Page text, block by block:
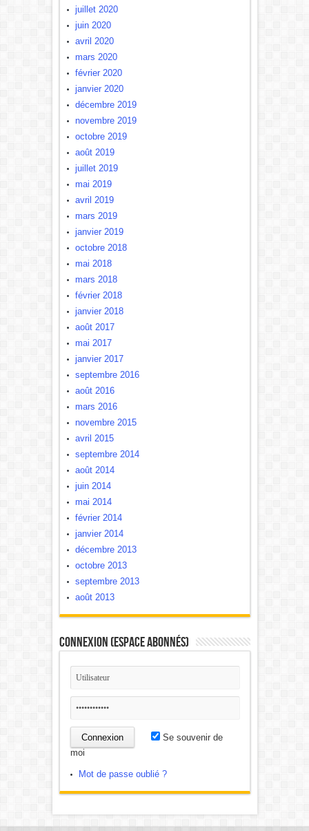
juillet 2020
juin 2020
avril 2020
mars 2020
février 2020
janvier 2020
décembre 2019
novembre 2019
octobre 2019
août 2019
juillet 2019
mai 2019
avril 2019
mars 2019
janvier 2019
octobre 2018
mai 2018
mars 2018
février 2018
janvier 2018
août 2017
mai 2017
janvier 2017
septembre 2016
août 2016
mars 2016
novembre 2015
avril 2015
septembre 2014
août 2014
juin 2014
mai 2014
février 2014
janvier 2014
décembre 2013
octobre 2013
septembre 2013
août 2013
Connexion (Espace Abonnés)
Se souvenir de
moi
Mot de passe oublié ?